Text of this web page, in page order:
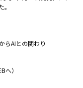
AIとの関わり
へ）